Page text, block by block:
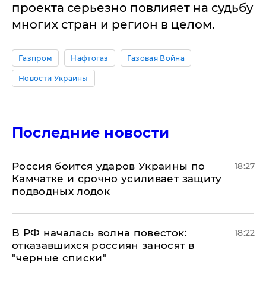
проекта серьезно повлияет на судьбу
многих стран и регион в целом.
Газпром Нафтогаз Газовая Война
Новости Украины
Последние новости
Россия боится ударов Украины по
Камчатке и срочно усиливает защиту
подводных лодок
18:27
​В РФ началась волна повесток:
отказавшихся россиян заносят в
"черные списки"
18:22